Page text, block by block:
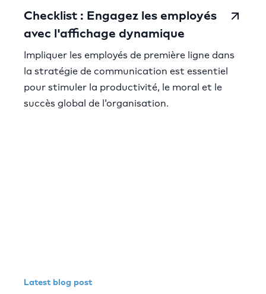
Checklist : Engagez les employés
avec l'affichage dynamique
Impliquer les employés de première ligne dans
la stratégie de communication est essentiel
pour stimuler la productivité, le moral et le
succès global de l'organisation.
Latest blog post